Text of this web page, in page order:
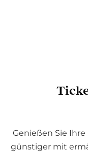
Genießen Sie Ihre
günstiger mit